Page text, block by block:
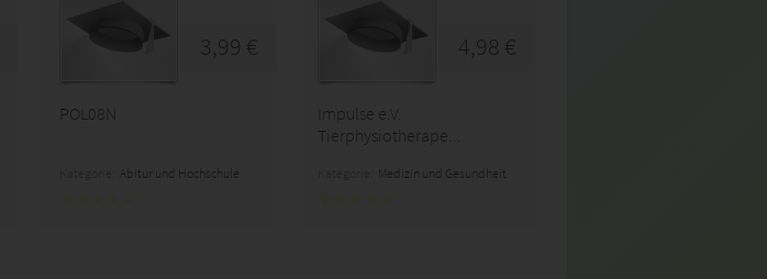
3,99 €
POL08N
Abitur und Hochschule
4,98 €
Impulse e.V.
Tierphysiotherape...
Medizin und Gesundheit